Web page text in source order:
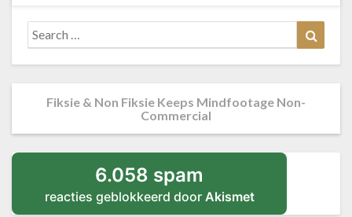
Search
for:
Fiksie & Non Fiksie Keeps Mindfootage Non-
Commercial
6.058 spam
reacties geblokkeerd door Akismet